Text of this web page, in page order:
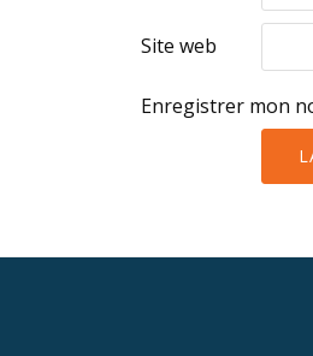
Site web
Enregistrer mon